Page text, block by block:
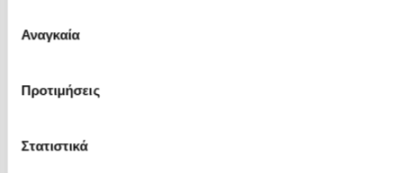
συγκατάθεσης
Αναγκαία
Προτιμήσεις
Στατιστικά